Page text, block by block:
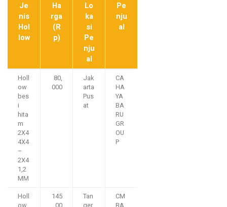
Je
nis
Hol
low
Ha
rga
(R
p)
Lo
ka
si
Pe
nju
al
Pe
nju
al
Holl
ow
bes
i
hita
m
2X4
4X4
–
2X4
1,2
MM
80,
000
Jak
arta
Pus
at
CA
HA
YA
BA
RU
GR
OU
P
Holl
145
Tan
CM